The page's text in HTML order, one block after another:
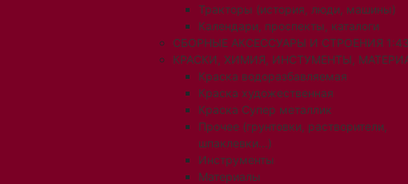
Тракторы (история, люди, машины)
Календари, проспекты, каталоги
СБОРНЫЕ АКСЕССУАРЫ И СТРОЕНИЯ 1:43
КРАСКИ, ХИМИЯ, ИНСТУМЕНТЫ,
Краска водоразбавляемая
Краска художественная
Краска Супер металлик
Прочее (грунтовки, растворители,
шпаклевки...)
Инструменты
Материалы